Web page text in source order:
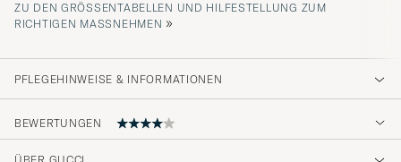
ZU DEN GRÖSSENTABELLEN UND HILFESTELLUNG ZUM R
ICHTIGEN MASSNEHMEN
»
PFLEGEHINWEISE & INFORMATIONEN
BEWERTUNGEN